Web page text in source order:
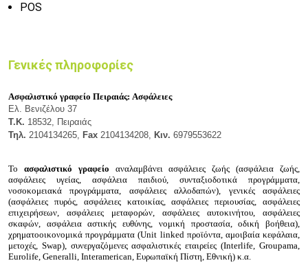
POS
Γενικές πληροφορίες
Ασφαλιστικό γραφείο Πειραιάς: Ασφάλειες
Ελ. Βενιζέλου 37
Τ.Κ. 18532, Πειραιάς
Τηλ. 2104134265, Fax 2104134208, Κιν. 6979553622
Το ασφαλιστικό γραφείο αναλαμβάνει ασφάλειες ζωής (ασφάλεια ζωής,
ασφάλειες υγείας, ασφάλεια παιδιού, συνταξιοδοτικά προγράμματα,
νοσοκομειακά προγράμματα, ασφάλειες αλλοδαπών), γενικές ασφάλειες
(ασφάλειες πυρός, ασφάλειες κατοικίας, ασφάλειες περιουσίας, ασφάλειες
επιχειρήσεων, ασφάλειες μεταφορών, ασφάλειες αυτοκινήτου, ασφάλειες
σκαφών, ασφάλεια αστικής ευθύνης, νομική προστασία, οδική βοήθεια),
χρηματοοικονομικά προγράμματα (Unit linked προϊόντα, αμοιβαία κεφάλαια,
μετοχές, Swap), συνεργαζόμενες ασφαλιστικές εταιρείες (Interlife, Groupama,
Eurolife, Generalli, Interamerican, Ευρωπαϊκή Πίστη, Εθνική) κ.α.